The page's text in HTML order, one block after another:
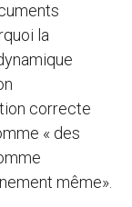
la
correcte
« des
même».